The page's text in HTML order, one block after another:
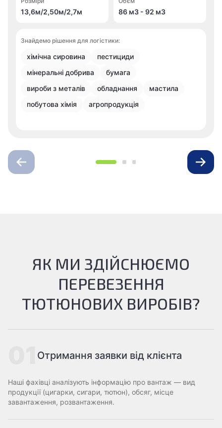
13,6м/2,50м/2,7м 86 м3 - 92 м3
Знайдемо рішення для логістики:
хімічна сировина
пестициди
мінеральні добрива
бумага
вироби з металів
обладнання
мастила
побутова хімія
агропродукція
ЯК МИ ЗДІЙСНЮЄМО
ПЕРЕВЕЗЕННЯ
ТЮТЮНОВИХ ВИРОБІВ?
Отримання заявки від клієнта
Наші фахівці аналізують інформацію про вантаж — вид
продукції (цигарки, сигари, тютюн), обсяг, місце
завантаження, розвантаження.